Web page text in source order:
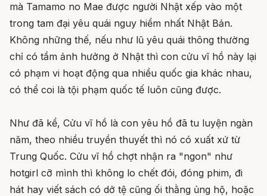
mà Tamamo no Mae được người Nhật xếp vào một
trong tam đại yêu quái nguy hiểm nhất Nhật Bản.
Không những thế, nếu như lũ yêu quái thông thường
chỉ có tầm ảnh hưởng ở Nhật thì con cửu vĩ hồ này lại
có phạm vi hoạt động qua nhiều quốc gia khác nhau,
có thể coi là tội phạm quốc tế luôn cũng được.
Như đã kể, Cửu vĩ hồ là con yêu hồ đã tu luyện ngàn
năm, theo nhiều truyền thuyết thì nó có xuất xứ từ
Trung Quốc. Cửu vĩ hồ chợt nhận ra "ngon" như
hotgirl cỡ mình thì không lo chết đói, đóng phim, đi
hát hay viết sách có dở tệ cũng ối thằng ủng hộ, hoặc